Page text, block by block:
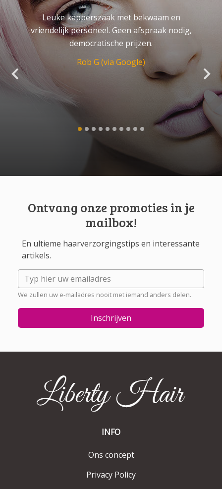
Leuke kapperszaak met bekwaam en
vriendelijk personeel. Geen afspraak nodig,
democratische prijzen.
Rob G (via Google)
Ontvang onze promoties in je
mailbox!
En ultieme haarverzorgingstips en interessante
artikels.
We zullen uw e-mailadres nooit met iemand anders delen.
Inschrijven
INFO
Ons concept
Privacy Policy